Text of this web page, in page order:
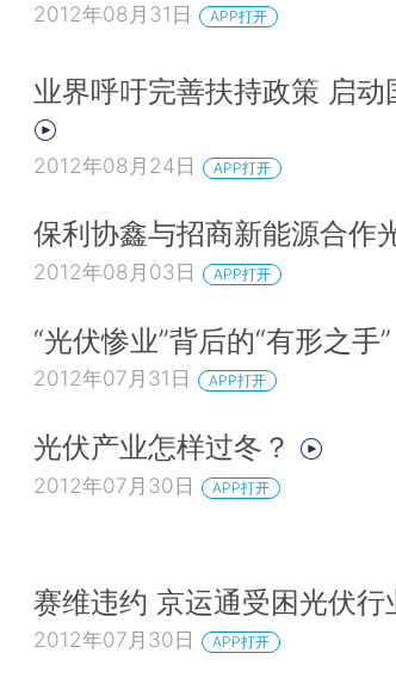
2012年08月31日 APP打开
业界呼吁完善扶持政策 启
2012年08月24日 APP打开
保利协鑫与招商新能源合作
2012年08月03日 APP打开
“光伏惨业”背后的“有形之手”
2012年07月31日 APP打开
光伏产业怎样过冬？
2012年07月30日 APP打开
赛维违约 京运通受困光伏行
2012年07月30日 APP打开